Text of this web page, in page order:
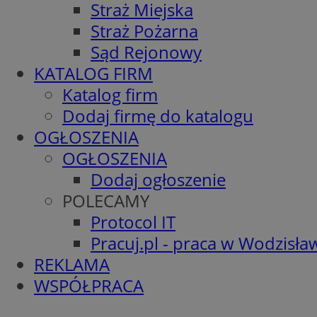
Straż Miejska
Straż Pożarna
Sąd Rejonowy
KATALOG FIRM
Katalog firm
Dodaj firmę do katalogu
OGŁOSZENIA
OGŁOSZENIA
Dodaj ogłoszenie
POLECAMY
Protocol IT
Pracuj.pl - praca w
REKLAMA
WSPÓŁPRACA